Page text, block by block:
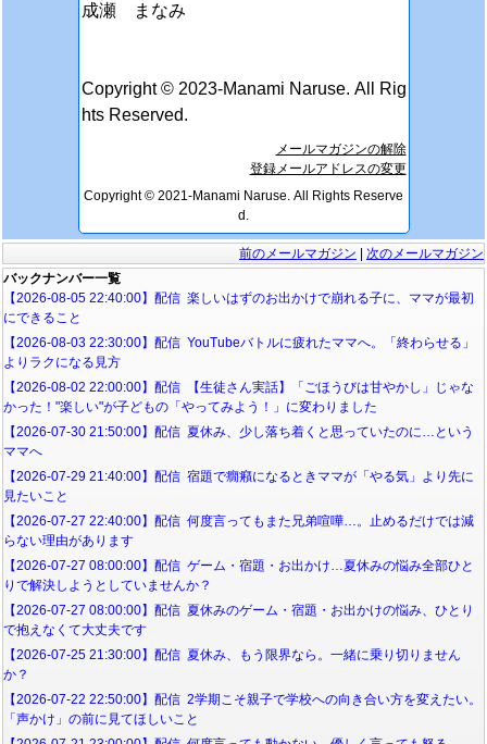
成瀬 まなみ
Copyright © 2023-Manami Naruse. All Rig
hts Reserved.
メールマガジンの解除
登録メールアドレスの変更
Copyright © 2021-Manami Naruse. All Rights Reserve
d.
前のメールマガジン
次のメールマガジン
バックナンバー一覧
【2026-08-05 22:40:00】配信 楽しいはずのお出かけで崩れる子に、ママが最初
にできること
【2026-08-03 22:30:00】配信 YouTubeバトルに疲れたママへ。「終わらせる」
よりラクになる見方
【2026-08-02 22:00:00】配信 【生徒さん実話】「ごほうびは甘やかし」じゃな
かった！"楽しい"が子どもの「やってみよう！」に変わりました
【2026-07-30 21:50:00】配信 夏休み、少し落ち着くと思っていたのに…という
ママへ
【2026-07-29 21:40:00】配信 宿題で癇癪になるときママが「やる気」より先に
見たいこと
【2026-07-27 22:40:00】配信 何度言ってもまた兄弟喧嘩…。止めるだけでは減
らない理由があります
【2026-07-27 08:00:00】配信 ゲーム・宿題・お出かけ…夏休みの悩み全部ひと
りで解決しようとしていませんか？
【2026-07-27 08:00:00】配信 夏休みのゲーム・宿題・お出かけの悩み、ひとり
で抱えなくて大丈夫です
【2026-07-25 21:30:00】配信 夏休み、もう限界なら。一緒に乗り切りません
か？
【2026-07-22 22:50:00】配信 2学期こそ親子で学校への向き合い方を変えたい。
「声かけ」の前に見てほしいこと